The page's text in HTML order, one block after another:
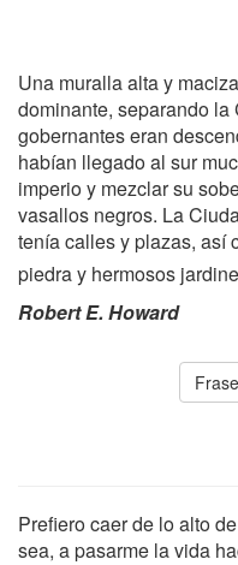
Una muralla alta y
dominante, separando la
gobernantes eran
habían llegado al sur
imperio y mezclar su
vasallos negros. La
tenía calles y plazas, así
piedra y hermosos
Robert E. Howard
Prefiero caer de lo alto
sea, a pasarme la vida